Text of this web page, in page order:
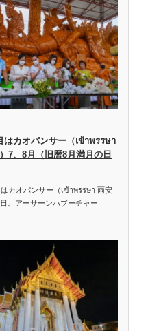
はカオパンサー（เข้าพรรษา
7、8月（旧暦8月満月の日
カオパンサー（เข้าพรรษา 雨安
。アーサーンハブーチャー